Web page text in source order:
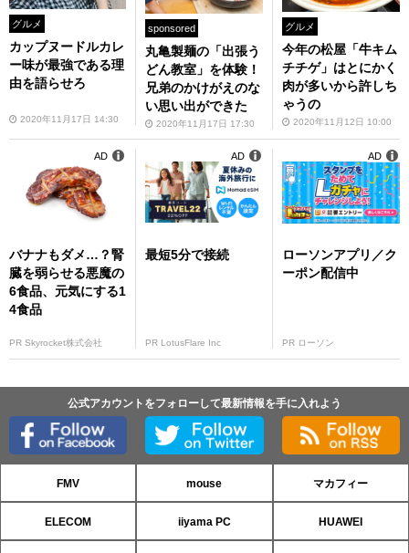
グルメ
カップヌードルカレ
ー味が最強である理
由を語らせろ
2020年11月17日 14:30
sponsored
丸亀製麺の「出張う
どん教室」を体験！
兄弟のかけがえのな
い思い出ができた
2020年11月17日 17:30
グルメ
今年の松屋「牛キム
チチゲ」はとにかく
肉が多いから許しち
ゃうの
2020年11月12日 10:00
バナナもダメ…？腎
臓を弱らせる悪魔の
6食品、元気にする1
4食品
PR Skyrocket株式会社
AD
最短5分で接続
PR LotusFlare Inc
AD
ローソンアプリ／ク
ーポン配信中
PR ローソン
AD
公式アカウントをフォローして最新情報を手に入れよう
FMV mouse マカフィー
ELECOM iiyama PC HUAWEI